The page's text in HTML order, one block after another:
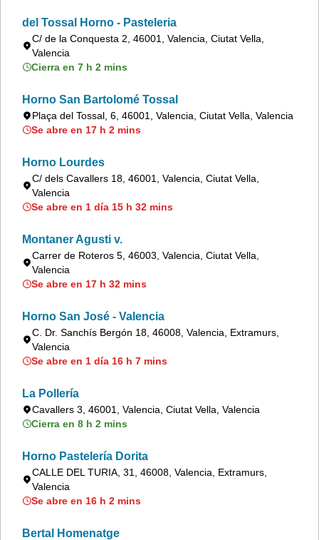
del Tossal Horno - Pasteleria
C/ de la Conquesta 2, 46001, Valencia, Ciutat Vella,
Valencia
Cierra en 7 h 2 mins
Horno San Bartolomé Tossal
Plaça del Tossal, 6, 46001, Valencia, Ciutat Vella, Valencia
Se abre en 17 h 2 mins
Horno Lourdes
C/ dels Cavallers 18, 46001, Valencia, Ciutat Vella,
Valencia
Se abre en 1 día 15 h 32 mins
Montaner Agusti v.
Carrer de Roteros 5, 46003, Valencia, Ciutat Vella,
Valencia
Se abre en 17 h 32 mins
Horno San José - Valencia
C. Dr. Sanchís Bergón 18, 46008, Valencia, Extramurs,
Valencia
Se abre en 1 día 16 h 7 mins
La Pollería
Cavallers 3, 46001, Valencia, Ciutat Vella, Valencia
Cierra en 8 h 2 mins
Horno Pastelería Dorita
CALLE DEL TURIA, 31, 46008, Valencia, Extramurs,
Valencia
Se abre en 16 h 2 mins
Bertal Homenatge